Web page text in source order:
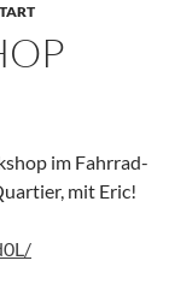
im Fahrrad-
mit Eric!